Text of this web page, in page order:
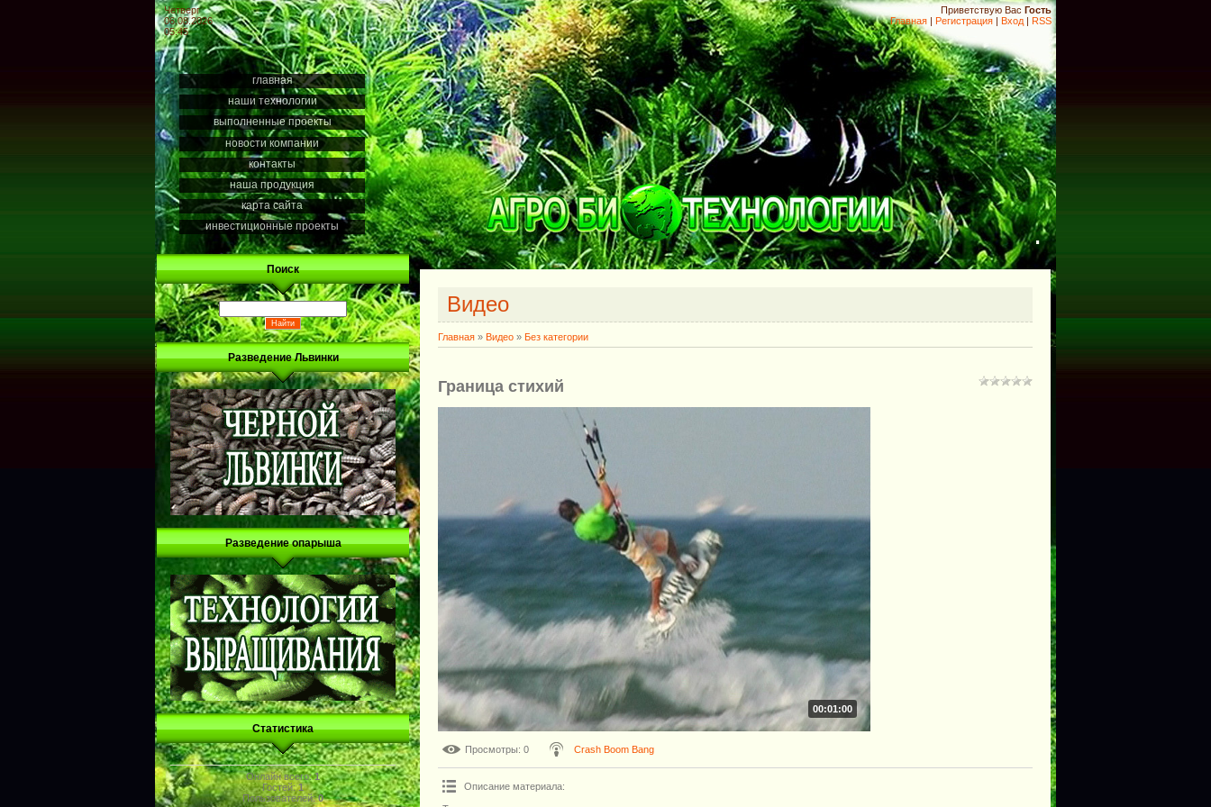
Четверг
06.08.2026
05:45
Приветствую Вас Гость
Главная | Регистрация | Вход | RSS
главная
наши технологии
выполненные проекты
новости компании
контакты
наша продукция
карта сайта
инвестиционные проекты
Поиск
Разведение Львинки
Разведение опарыша
Статистика
Онлайн всего:1
Гостей:1
Пользователей:0
.
Видео
Главная » Видео » Без категории
Граница стихий
00:01:00
Просмотры: 0 Crash Boom Bang
Описание материала: